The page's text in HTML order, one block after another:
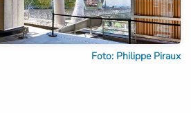
Foto: Philippe Piraux